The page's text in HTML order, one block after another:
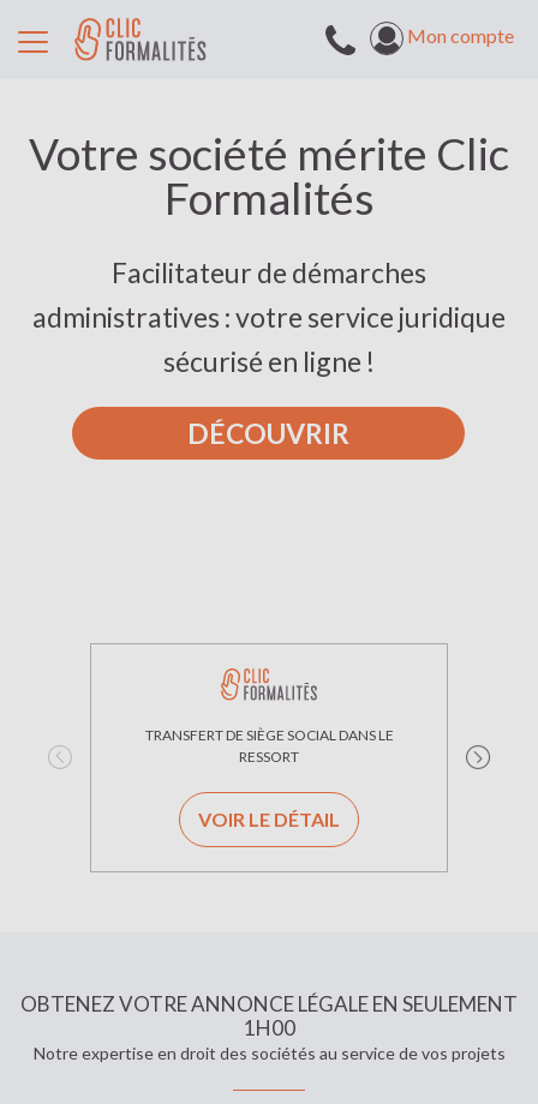
Mon compte
Votre société mérite Clic
Formalités
Facilitateur de démarches
administratives : votre service juridique
sécurisé en ligne !
DÉCOUVRIR
TRANSFERT DE SIÈGE SOCIAL DANS LE
RESSORT
VOIR LE DÉTAIL
OBTENEZ VOTRE ANNONCE LÉGALE EN SEULEMENT
1H00
Notre expertise en droit des sociétés au service de vos projets